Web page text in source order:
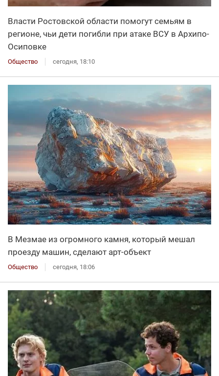
Власти Ростовской области помогут семьям в
регионе, чьи дети погибли при атаке ВСУ в Архипо-
Осиповке
Общество сегодня, 18:10
В Мезмае из огромного камня, который мешал
проезду машин, сделают арт-объект
Общество сегодня, 18:06